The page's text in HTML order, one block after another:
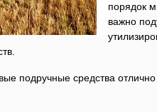
порядок
важно
подручные средства